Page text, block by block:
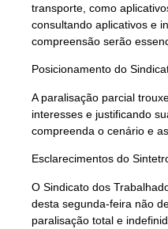
transporte, como
consultando aplicativos e
compreensão serão
Posicionamento do
A paralisação parcial
interesses e justificando
compreenda o cenário e
Esclarecimentos do
O Sindicato dos
desta segunda-feira não
paralisação total e